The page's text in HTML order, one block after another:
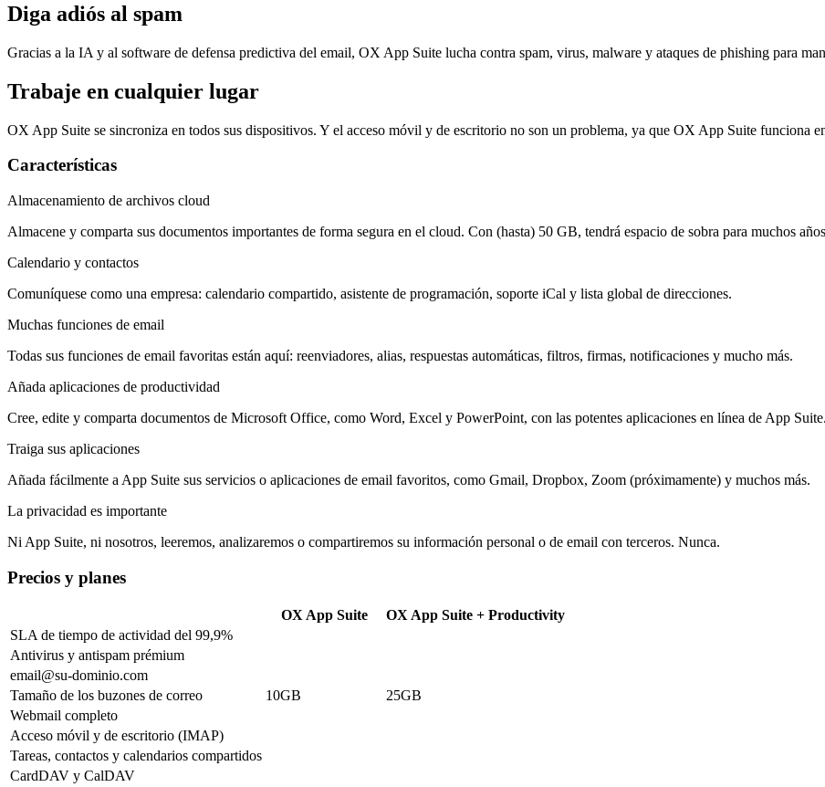
Diga adiós al spam
Gracias a la IA y al software de defensa predictiva del email, OX App Suite lucha contra spam, virus, malware y ataques de phishing para
Trabaje en cualquier lugar
OX App Suite se sincroniza en todos sus dispositivos. Y el acceso móvil y de escritorio no son un problema, ya que OX App Suite funciona
Características
Almacenamiento de archivos cloud
Almacene y comparta sus documentos importantes de forma segura en el cloud. Con (hasta) 50 GB, tendrá espacio de sobra para muchos
Calendario y contactos
Comuníquese como una empresa: calendario compartido, asistente de programación, soporte iCal y lista global de direcciones.
Muchas funciones de email
Todas sus funciones de email favoritas están aquí: reenviadores, alias, respuestas automáticas, filtros, firmas, notificaciones y mucho más.
Añada aplicaciones de productividad
Cree, edite y comparta documentos de Microsoft Office, como Word, Excel y PowerPoint, con las potentes aplicaciones en línea de App Suite.
Traiga sus aplicaciones
Añada fácilmente a App Suite sus servicios o aplicaciones de email favoritos, como Gmail, Dropbox, Zoom (próximamente) y muchos más.
La privacidad es importante
Ni App Suite, ni nosotros, leeremos, analizaremos o compartiremos su información personal o de email con terceros. Nunca.
Precios y planes
OX App Suite
OX App Suite + Productivity
SLA de tiempo de actividad del 99,9%
Antivirus y antispam prémium
email@su-dominio.com
Tamaño de los buzones de correo
10GB
25GB
Webmail completo
Acceso móvil y de escritorio (IMAP)
Tareas, contactos y calendarios compartidos
CardDAV y CalDAV